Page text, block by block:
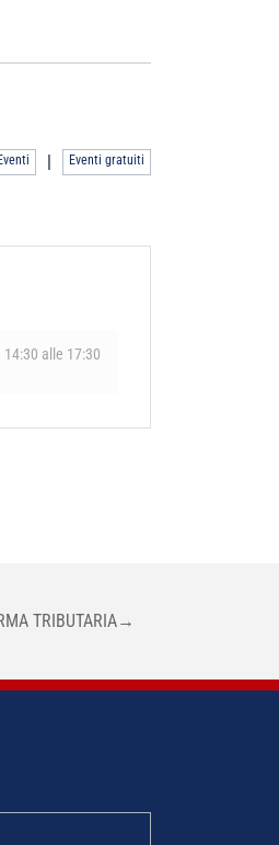
| Eventi gratuiti
14:30 alle 17:30
TRIBUTARIA→